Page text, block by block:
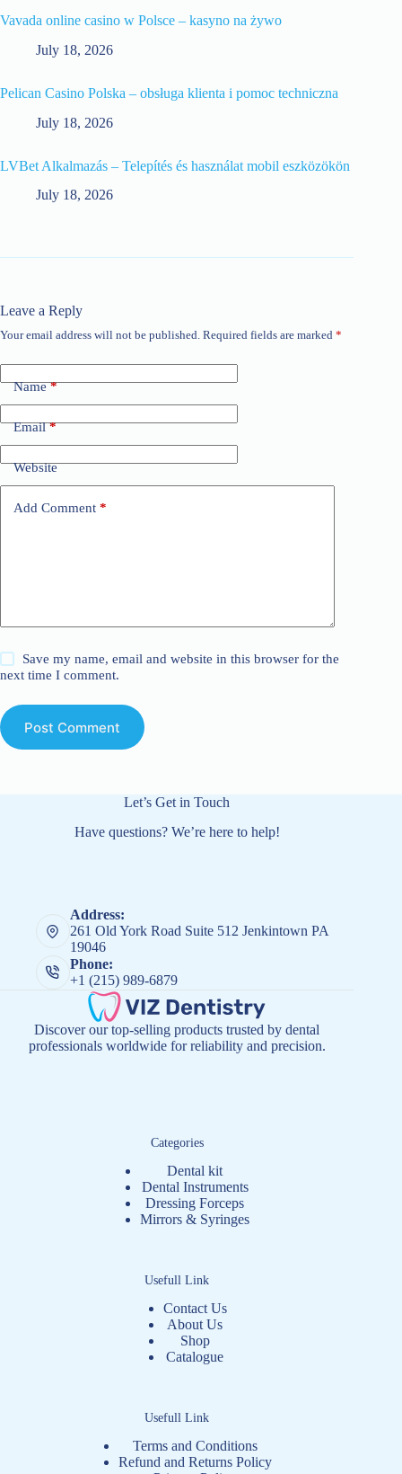
Vavada online casino w Polsce – kasyno na żywo
July 18, 2026
Pelican Casino Polska – obsługa klienta i pomoc techniczna
July 18, 2026
LVBet Alkalmazás – Telepítés és használat mobil eszközökön
July 18, 2026
Leave a Reply
Your email address will not be published. Required fields are marked *
Name*
Email*
Website
Add Comment *
Save my name, email and website in this browser for the
next time I comment.
Post Comment
Let’s Get in Touch
Have questions? We’re here to help!
Address:
261 Old York Road Suite 512 Jenkintown PA
19046
Phone:
+1 (215) 989-6879
Discover our top-selling products trusted by dental
professionals worldwide for reliability and precision.
Categories
Dental kit
Dental Instruments
Dressing Forceps
Mirrors & Syringes
Usefull Link
Contact Us
About Us
Shop
Catalogue
Usefull Link
Terms and Conditions
Refund and Returns Policy